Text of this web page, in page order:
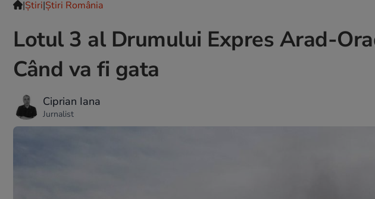
|Ştiri|Știri România
Lotul 3 al Drumului Expres Arad-
Când va fi gata
Ciprian Iana
Jurnalist